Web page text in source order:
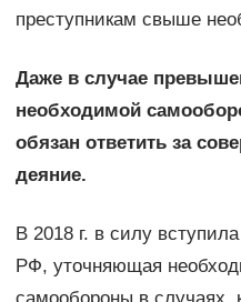
преступникам свыше
Даже в случае
необходимой
обязан ответить за
деяние.
В 2018 г. в силу
РФ, уточняющая